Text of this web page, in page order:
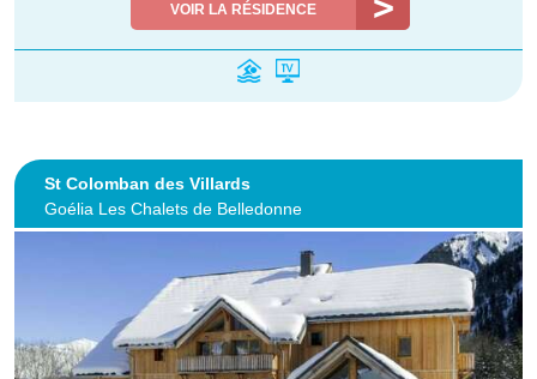
VOIR LA RÉSIDENCE
St Colomban des Villards
Goélia Les Chalets de Belledonne